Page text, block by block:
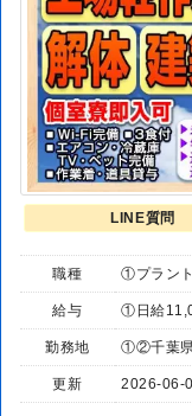
LINE質問
職種 ①プラン
給与 ①日給
勤務地 ①②千葉
更新 2026-06-